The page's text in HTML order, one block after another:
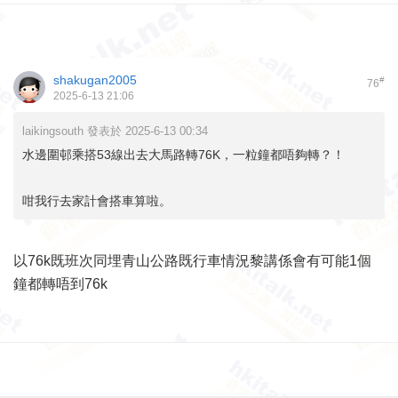
76#
shakugan2005
2025-6-13 21:06
laikingsouth 發表於 2025-6-13 00:34
水邊圍邨乘搭53線出去大馬路轉76K，一粒鐘都唔夠轉？！
咁我行去家計會搭車算啦。
以76k既班次同埋青山公路既行車情況黎講係會有可能1個
鐘都轉唔到76k